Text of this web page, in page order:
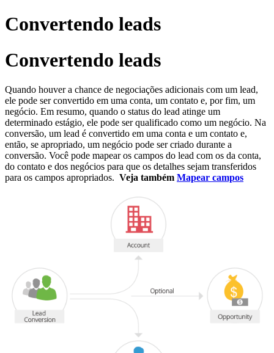
Convertendo leads
Convertendo leads
Quando houver a chance de negociações adicionais com um lead,
ele pode ser convertido em uma conta, um contato e, por fim, um
negócio. Em resumo, quando o status do lead atinge um
determinado estágio, ele pode ser qualificado como um negócio. Na
conversão, um lead é convertido em uma conta e um contato e,
então, se apropriado, um negócio pode ser criado durante a
conversão. Você pode mapear os campos do lead com os da conta,
do contato e dos negócios para que os detalhes sejam transferidos
para os campos apropriados. Veja também Mapear campos